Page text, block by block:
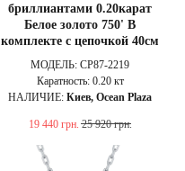
бриллиантами 0.20карат
Белое золото 750' В
комплекте с цепочкой 40см
МОДЕЛЬ: CP87-2219
Каратность: 0.20 кт
НАЛИЧИЕ: Киев, Ocean Plaza
19 440 грн. 25 920 грн.